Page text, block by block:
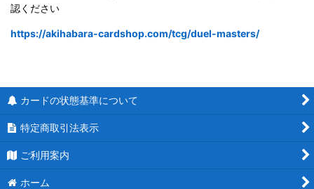
認ください
https://akihabara-cardshop.com/tcg/duel-masters/
カードの状態基準について
特定商取引法表示
ご利用案内
ホーム